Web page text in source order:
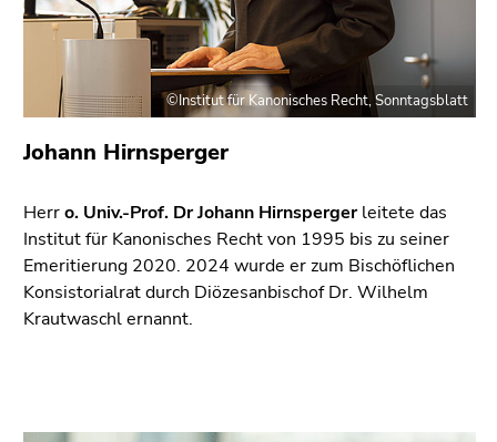
Johann Hirnsperger
Herro. Univ.-Prof. Dr Johann Hirnspergerleitete das
Institut für Kanonisches Recht von 1995 bis zu seiner
Emeritierung 2020. 2024 wurde er zum Bischöflichen
Konsistorialrat durch Diözesanbischof Dr. Wilhelm
Krautwaschl ernannt.
©Institut für Kanonisches Recht, Sonntagsblatt